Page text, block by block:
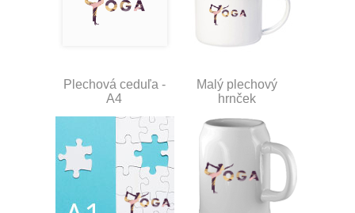
Plechová ceduľa -
A4
Malý plechový
hrnček